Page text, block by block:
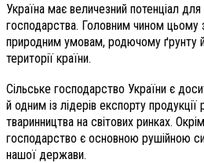
Україна має величезний потенціал
господарства. Головним чином цьому
природним умовам, родючому ґрунту й
території країни.
Сільське господарство України є
й одним із лідерів експорту
тваринництва на світових ринках.
господарство є основною рушійною
нашої держави.